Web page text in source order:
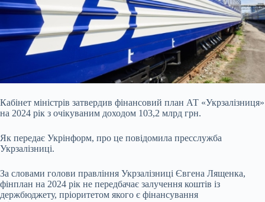
Кабінет міністрів затвердив фінансовий план АТ «Укрзалізниця»
на 2024 рік з очікуваним доходом 103,2 млрд грн.
Як передає Укрінформ, про це повідомила пресслужба
Укрзалізниці.
За словами голови правління Укрзалізниці Євгена Лященка,
фінплан на 2024 рік не передбачає залучення коштів із
держбюджету, пріоритетом якого є фінансування